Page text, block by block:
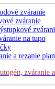
zváranie
zváranie
na tupo
a rezanie
zváranie